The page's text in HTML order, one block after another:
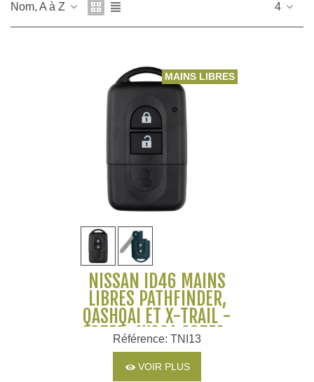
Nom, A à Z 4
MAINS LIBRES
NISSAN ID46 MAINS
LIBRES PATHFINDER,
QASHQAI ET X-TRAIL -
285E3-4X00A 285E3-
EB30A
Référence: TNI13
VOIR PLUS